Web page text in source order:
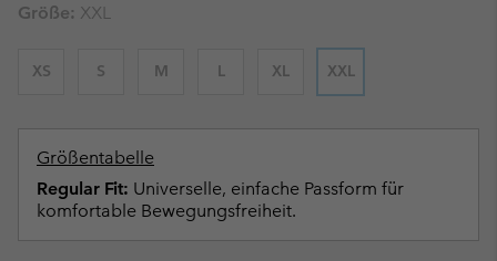
Größe: XXL
XS S M L XL XXL
Größentabelle
Regular Fit: Universelle, einfache Passform für
komfortable Bewegungsfreiheit.